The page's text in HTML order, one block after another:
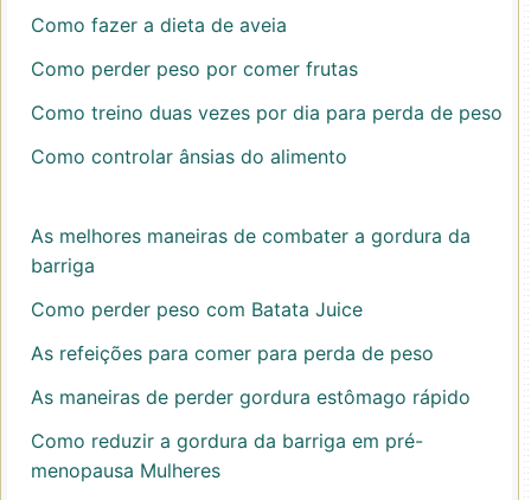
Como fazer a dieta de aveia
Como perder peso por comer frutas
Como treino duas vezes por dia para perda de peso
Como controlar ânsias do alimento
As melhores maneiras de combater a gordura da
barriga
Como perder peso com Batata Juice
As refeições para comer para perda de peso
As maneiras de perder gordura estômago rápido
Como reduzir a gordura da barriga em pré-
menopausa Mulheres